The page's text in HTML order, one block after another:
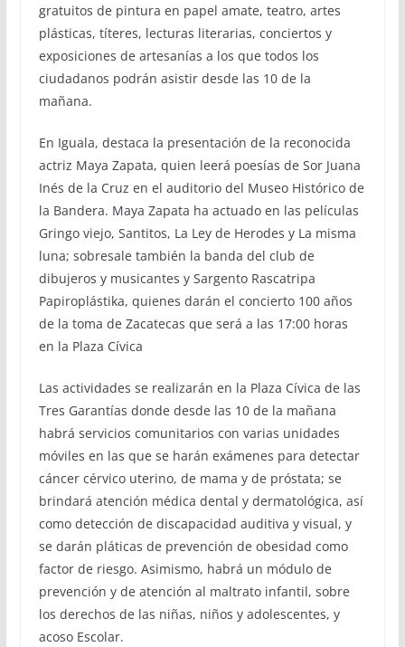
gratuitos de pintura en papel amate, teatro, artes
plásticas, títeres, lecturas literarias, conciertos y
exposiciones de artesanías a los que todos los
ciudadanos podrán asistir desde las 10 de la
mañana.
En Iguala, destaca la presentación de la reconocida
actriz Maya Zapata, quien leerá poesías de Sor Juana
Inés de la Cruz en el auditorio del Museo Histórico de
la Bandera. Maya Zapata ha actuado en las películas
Gringo viejo, Santitos, La Ley de Herodes y La misma
luna; sobresale también la banda del club de
dibujeros y musicantes y Sargento Rascatripa
Papiroplástika, quienes darán el concierto 100 años
de la toma de Zacatecas que será a las 17:00 horas
en la Plaza Cívica
Las actividades se realizarán en la Plaza Cívica de las
Tres Garantías donde desde las 10 de la mañana
habrá servicios comunitarios con varias unidades
móviles en las que se harán exámenes para detectar
cáncer cérvico uterino, de mama y de próstata; se
brindará atención médica dental y dermatológica, así
como detección de discapacidad auditiva y visual, y
se darán pláticas de prevención de obesidad como
factor de riesgo. Asimismo, habrá un módulo de
prevención y de atención al maltrato infantil, sobre
los derechos de las niñas, niños y adolescentes, y
acoso Escolar.